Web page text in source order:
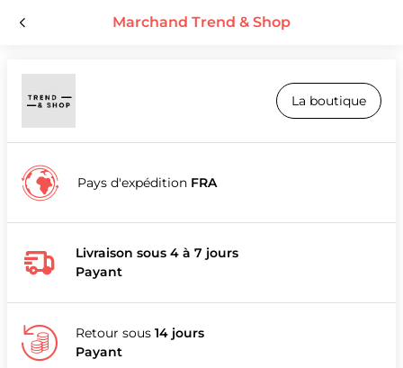
Marchand Trend & Shop
La boutique
Pays d'expédition FRA
Livraison sous 4 à 7 jours
Payant
Retour sous 14 jours
Payant